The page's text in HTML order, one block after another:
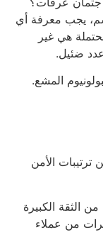
يجب معرفة أي
هي غير
ضئيل.
المشع.
ترتيبات الأمن
الثقة الكبيرة
من عملاء